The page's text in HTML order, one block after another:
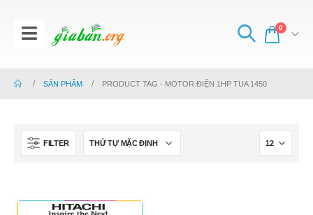
0
SẢN PHẨM PRODUCT TAG - MOTOR ĐIỆN 1HP TUA 1450
FILTER